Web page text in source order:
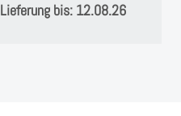
Lieferung bis: 12.08.26